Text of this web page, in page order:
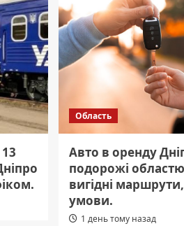
Область
Авто в оренду
подорожі
вигідні
умови.
1 день тому назад